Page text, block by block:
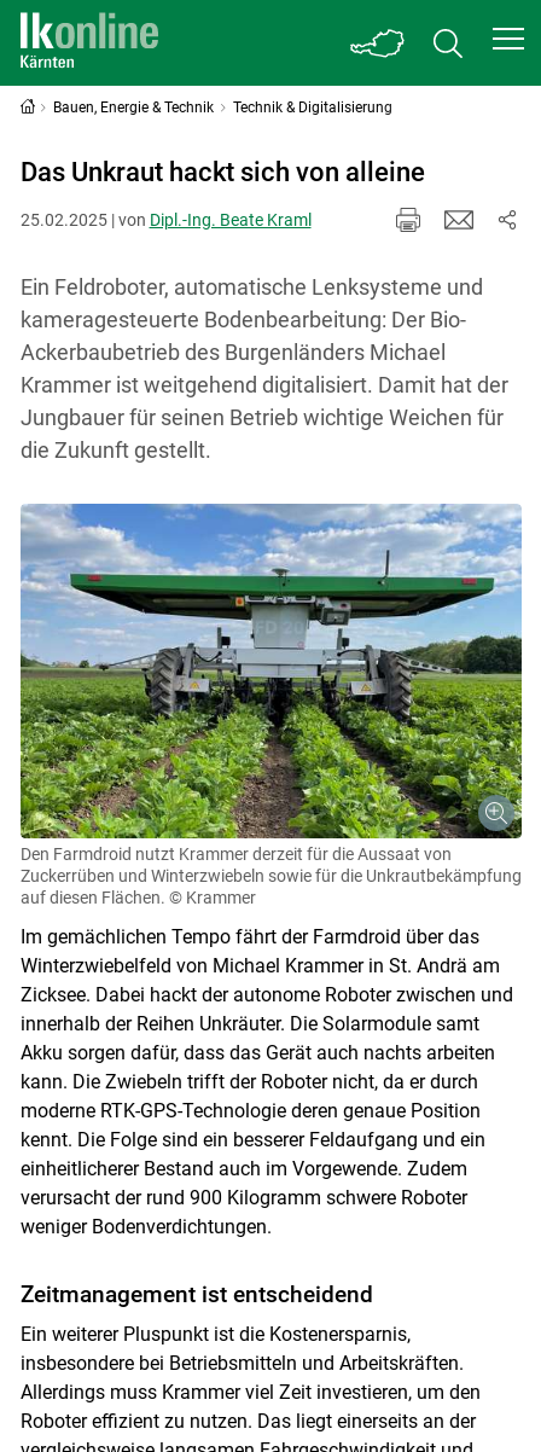
Bauen, Energie & Technik Technik & Digitalisierung
Das Unkraut hackt sich von alleine
25.02.2025 | von Dipl.-Ing. Beate Kraml
Ein Feldroboter, automatische Lenksysteme und
kameragesteuerte Bodenbearbeitung: Der Bio-
Ackerbaubetrieb des Burgenländers Michael
Krammer ist weitgehend digitalisiert. Damit hat der
Jungbauer für seinen Betrieb wichtige Weichen für
die Zukunft gestellt.
Den Farmdroid nutzt Krammer derzeit für die Aussaat von
Zuckerrüben und Winterzwiebeln sowie für die Unkrautbekämpfung
auf diesen Flächen. © Krammer
Im gemächlichen Tempo fährt der Farmdroid über das
Winterzwiebelfeld von Michael Krammer in St. Andrä am
Zicksee. Dabei hackt der autonome Roboter zwischen und
innerhalb der Reihen Unkräuter. Die Solarmodule samt
Akku sorgen dafür, dass das Gerät auch nachts arbeiten
kann. Die Zwiebeln trifft der Roboter nicht, da er durch
moderne RTK-GPS-Technologie deren genaue Position
kennt. Die Folge sind ein besserer Feldaufgang und ein
einheitlicherer Bestand auch im Vorgewende. Zudem
verursacht der rund 900 Kilogramm schwere Roboter
weniger Bodenverdichtungen.
Zeitmanagement ist entscheidend
Ein weiterer Pluspunkt ist die Kostenersparnis,
insbesondere bei Betriebsmitteln und Arbeitskräften.
Allerdings muss Krammer viel Zeit investieren, um den
Roboter effizient zu nutzen. Das liegt einerseits an der